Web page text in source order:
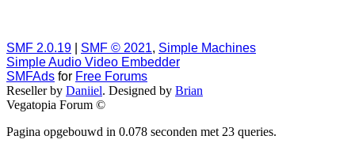
SMF 2.0.19 SMF © 2021, Simple Machines
Simple Audio Video Embedder
SMFAds for Free Forums
Reseller by Daniiel. Designed by Brian
Vegatopia Forum ©
Pagina opgebouwd in 0.078 seconden met 23 queries.